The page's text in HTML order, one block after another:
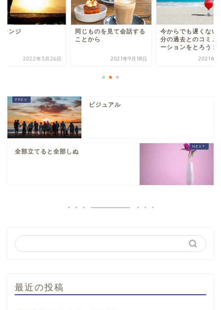
レンジ
2022年3月26日
同じものを見て会話する
ことから
2021年9月18日
今からでも遅くな
分の過去とのコミュ
ーションをとろう１
2021年9
ビジュアル
全部立てると全部しぬ
最近の投稿